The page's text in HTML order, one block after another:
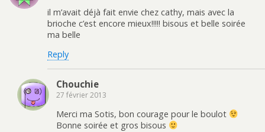
il m’avait déjà fait envie chez cathy, mais avec la
brioche c’est encore mieux!!!!! bisous et belle soirée
ma belle
Reply
Chouchie
27 février 2013
Merci ma Sotis, bon courage pour le boulot
Bonne soirée et gros bisous